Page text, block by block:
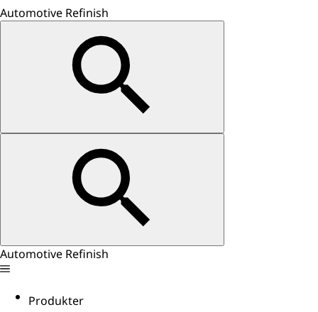
Automotive Refinish
Automotive Refinish
Produkter